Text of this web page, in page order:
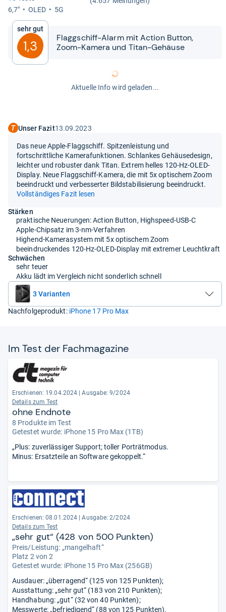
6,7"
OLED 5G
Sehr gut
1,3
Flagg­schiff-​​Alarm mit Action But­ton,
Zoom-​​Kamera und Titan-​​Gehäuse
Aktuelle Info wird geladen...
Unser Fazit13.09.2023
Das neue Apple-Flaggschiff. Spitzenleistung und
fortschrittliche Kamerafunktionen. Schlankes Gehäusedesign,
leichter und robuster dank Titan. Extrem helles 120-Hz-OLED-
Display. Neue Flaggschiff-Kamera, die mit 5x optischem Zoom
beeindruckt und verbesserter Bildstabilisierung beeindruckt.
Vollständiges Fazit lesen
Stärken
praktische Neuerungen: Action Button, Highspeed-USB-C
Apple-Chipsatz im 3-nm-Verfahren
Highend-Kamerasystem mit 5x optischem Zoom
beeindruckendes 120-Hz-OLED-Display mit extremer Leuchtkraft
Schwächen
sehr teuer
Akku lädt im Vergleich nicht sonderlich schnell
3 Varianten
Nachfolgeprodukt: iPhone 17 Pro Max
Im Test der Fach­ma­ga­zine
Erschienen: 19.04.2024 | Ausgabe: 9/2024
Details zum Test
ohne Endnote
8 Produkte im Test
Getestet wurde: iPhone 15 Pro Max (1TB)
„Plus: zuverlässiger Support; toller Porträtmodus.
Minus: Ersatzteile an Software gekoppelt.“
Erschienen: 08.01.2024 | Ausgabe: 2/2024
Details zum Test
„sehr gut“ (428 von 500 Punkten)
Preis/Leistung: „mangelhaft“
Platz 2 von 2
Getestet wurde: iPhone 15 Pro Max (256GB)
Ausdauer: „überragend“ (125 von 125 Punkten);
Ausstattung: „sehr gut“ (183 von 210 Punkten);
Handhabung: „gut“ (32 von 40 Punkten);
Messwerte: „befriedigend“ (88 von 125 Punkten).